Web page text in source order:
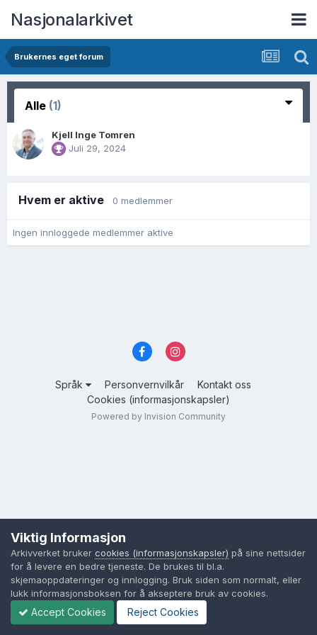
Nasjonalarkivet
Brukernes eget forum
Alle (1)
Kjell Inge Tomren
Juli 29, 2024
Hvem er aktive 0 medlemmer
Ingen innloggede medlemmer aktive
Språk Personvernvilkår
Kontakt oss
Cookies (informasjonskapsler)
Powered by Invision Community
Viktig Informasjon
Arkivverket bruker cookies (informasjonskapsler) på sine nettsider
for å levere en bedre tjeneste. De brukes til bl.a.
skjemaoppdateringer og innlogging. Bruk siden som normalt, eller
lukk informasjonsboksen for å akseptere bruk av cookies.
Accept Cookies Reject Cookies